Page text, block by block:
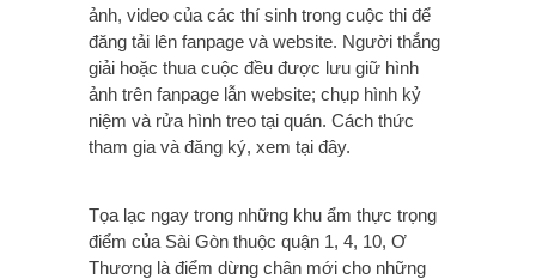
ảnh, video của các thí sinh trong cuộc thi để
đăng tải lên fanpage và website. Người thắng
giải hoặc thua cuộc đều được lưu giữ hình
ảnh trên fanpage lẫn website; chụp hình kỷ
niệm và rửa hình treo tại quán. Cách thức
tham gia và đăng ký, xem tại đây.
Tọa lạc ngay trong những khu ẩm thực trọng
điểm của Sài Gòn thuộc quận 1, 4, 10, Ơ
Thương là điểm dừng chân mới cho những